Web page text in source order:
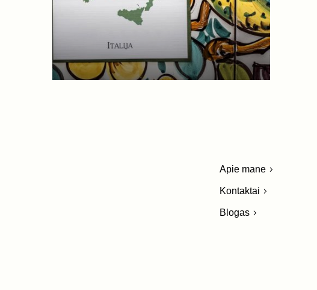
Apie mane
Kontaktai
Blogas